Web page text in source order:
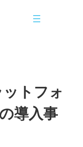
トフォ
導入事